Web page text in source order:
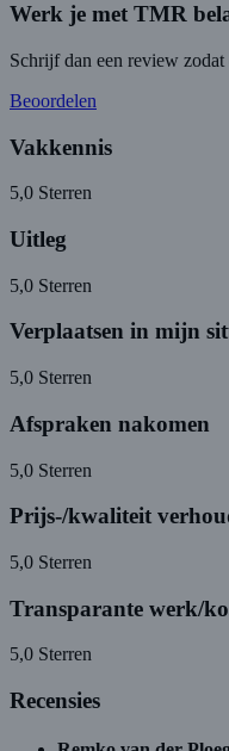
Werk je met TMR
Schrijf dan een review
Beoordelen
Vakkennis
5,0 Sterren
Uitleg
5,0 Sterren
Verplaatsen in mijn
5,0 Sterren
Afspraken nakomen
5,0 Sterren
Prijs-/kwaliteit
5,0 Sterren
Transparante werk/
5,0 Sterren
Recensies